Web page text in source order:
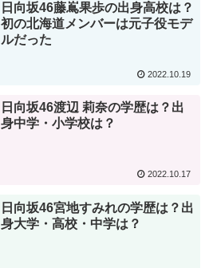
日向坂46藤嶌果歩の出身高校は？
初の北海道メンバーは元子役モデ
ルだった
2022.10.19
日向坂46渡辺 莉奈の学歴は？出
身中学・小学校は？
2022.10.17
日向坂46宮地すみれの学歴は？出
身大学・高校・中学は？